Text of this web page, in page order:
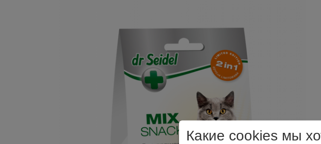
Какие cookies мы